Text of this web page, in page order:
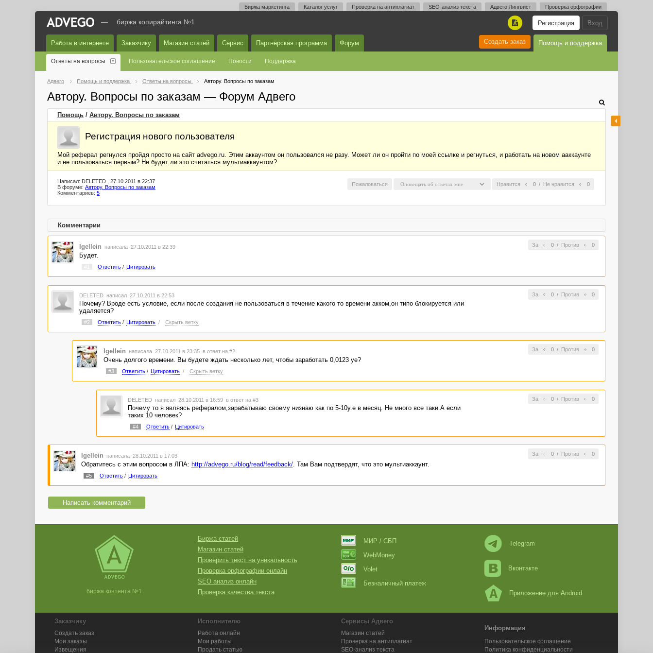
Биржа маркетинга Каталог услуг Проверка на антиплагиат SEO-анализ текста Адвего Лингвист Проверка орфографии
Вход
Регистрация
A
— биржа копирайтинга №1
Работа в интернете Заказчику Магазин статей Сервис Партнёрская программа Форум Помощь и поддержка
Создать заказ
Ответы на вопросы Пользовательское соглашение Новости Поддержка
Адвего Помощь и поддержка Ответы на вопросы Автору. Вопросы по заказам
Автору. Вопросы по заказам — Форум Адвего
Помощь / Автору. Вопросы по заказам
Регистрация нового пользователя
Мой реферал регнулся пройдя просто на сайт advego.ru. Этим аккаунтом он пользовался не разу. Может ли он пройти по моей ссылке и регнуться, и работать на новом ааккаунте
и не пользоваться первым? Не будет ли это считаться мультиаккаунтом?
Нравится 0 / Не нравится 0
Пожаловаться
Написал: DELETED , 27.10.2011 в 22:37
В форуме: Автору. Вопросы по заказам
Комментариев: 5
Комментарии
За 0/ Против 0
Igellein написала 27.10.2011 в 22:39
Будет.
Ответить/ Цитировать
За 0/ Против 0
DELETED написал 27.10.2011 в 22:53
Почему? Вроде есть условие, если после создания не пользоваться в течение какого то времени акком,он типо блокируется или
удаляется?
#2 Ответить/ Цитировать / Скрыть ветку
За 0/ Против 0
Igellein написала 27.10.2011 в 23:35 в ответ на #2
Очень долгого времени. Вы будете ждать несколько лет, чтобы заработать 0,0123 уе?
#3 Ответить/ Цитировать / Скрыть ветку
За 0/ Против 0
DELETED написал 28.10.2011 в 16:59 в ответ на #3
Почему то я являясь рефералом,зарабатываю своему низнаю как по 5-10у.е в месяц. Не много все таки.А если
таких 10 человек?
#4 Ответить/ Цитировать
За 0/ Против 0
Igellein написала 28.10.2011 в 17:03
Обратитесь с этим вопросом в ЛПА: http://advego.ru/blog/read/feedback/. Там Вам подтвердят, что это мультиаккаунт.
#5 Ответить/ Цитировать
Написать комментарий
биржа контента №1
Биржа статей
Магазин статей
Проверить текст на уникальность
Проверка орфографии онлайн
SEO анализ онлайн
Проверка качества текста
МИР / СБП
WebMoney
Volet
Безналичный платеж
Telegram
Вконтакте
Приложение для Android
Заказчику
Создать заказ
Мои заказы
Извещения
Исполнителю
Работа онлайн
Мои работы
Продать статью
Сервисы Адвего
Магазин статей
Проверка на антиплагиат
SEO-анализ текста
Информация
Пользовательское соглашение
Политика конфиденциальности